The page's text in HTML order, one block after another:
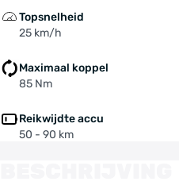
Topsnelheid
25 km/h
Maximaal koppel
85 Nm
Reikwijdte accu
50 - 90 km